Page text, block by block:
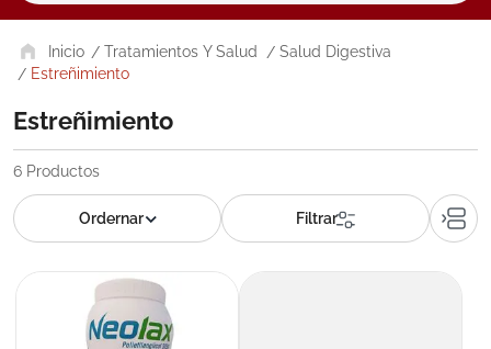
Tratamientos Y Salud
Salud Digestiva
Estreñimiento
Estreñimiento
6 Productos
términos más buscados
2. protector solar
3. bioderma
5. cerave
degraler
isdin